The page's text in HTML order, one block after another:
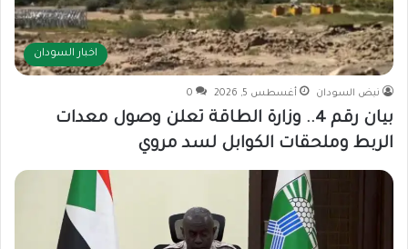
اخبار السودان
نبض السودان أغسطس 5, 2026 0
بيان رقم 4.. وزارة الطاقة تعلن وصول معدات
الربط وملحقات الكوابل لسد مروي